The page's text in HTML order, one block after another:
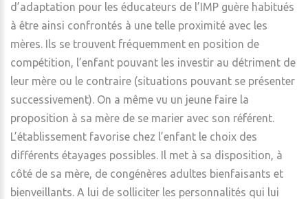
d’adaptation pour les éducateurs de l’IMP guère habitués
à être ainsi confrontés à une telle proximité avec les
mères. Ils se trouvent fréquemment en position de
compétition, l’enfant pouvant les investir au détriment de
leur mère ou le contraire (situations pouvant se présenter
successivement). On a même vu un jeune faire la
proposition à sa mère de se marier avec son référent.
L’établissement favorise chez l’enfant le choix des
différents étayages possibles. Il met à sa disposition, à
côté de sa mère, de congénères adultes bienfaisants et
bienveillants. A lui de solliciter les personnalités qui lui